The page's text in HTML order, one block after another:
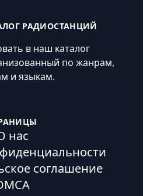
РАДИОСТАНЦИЙ
в наш каталог
по жанрам,
и языкам.
нас
соглашение